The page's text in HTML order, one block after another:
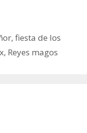
,fiesta de los
, Reyes magos